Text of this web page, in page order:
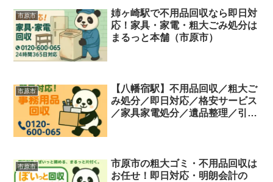
市原市
姉ヶ崎駅で不用品回収なら即日対
応！家具・家電・粗大ごみ処分は
まるっと本舗（市原市）
市原市
【八幡宿駅】不用品回収／粗大ご
み処分／即日対応／格安サービス
／家具家電処分／遺品整理／引っ
市原市
市原市の粗大ゴミ・不用品回収は
お任せ！即日対応・明朗会計の